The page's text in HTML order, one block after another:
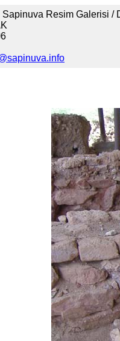
Sapinuva Resim Galerisi /